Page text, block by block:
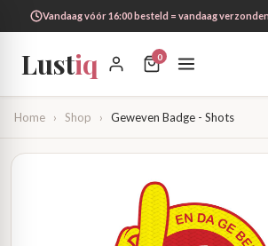
Vandaag vóór 16:00 besteld = vandaag
Lustiq 0
Home › Shop › Geweven Badge - Shots